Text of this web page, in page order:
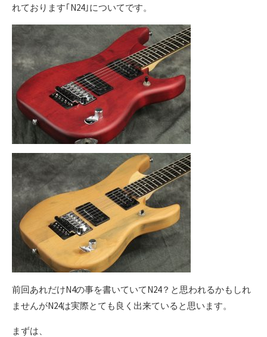
れております｢N24｣についてです。
前回あれだけN4の事を書いていてN24？と思われるかもしれ
ませんがN24は実際とても良く出来ていると思います。
まずは、